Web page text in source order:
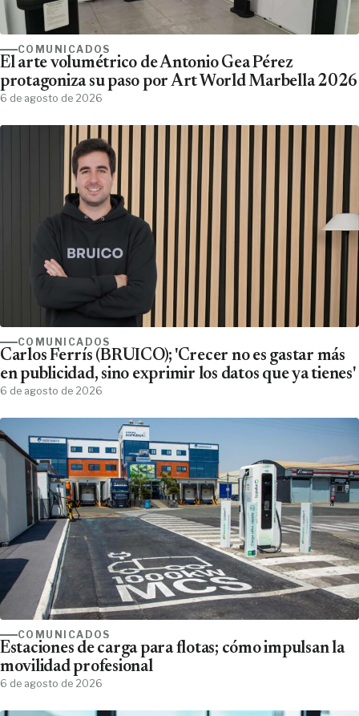
COMUNICADOS
El arte volumétrico de Antonio Gea Pérez
protagoniza su paso por Art World Marbella 2026
6 de agosto de 2026
COMUNICADOS
Carlos Ferrís (BRUICO); 'Crecer no es gastar más
en publicidad, sino exprimir los datos que ya tienes'
6 de agosto de 2026
COMUNICADOS
Estaciones de carga para flotas; cómo impulsan la
movilidad profesional
6 de agosto de 2026